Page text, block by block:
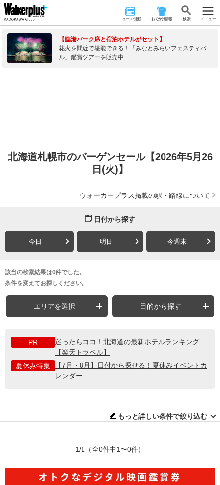
ニュース･連載 おでかけ情報 検 索 メニュー
【臨港パーク席と宿泊ホテルがセット】
花火を間近で堪能できる！「みなとみらいフェスティバ
ル」鑑賞ツアーを販売中
北海道札幌市のバーゲンセール【2026年5月26
日(火)】
ウォーカープラス掲載の駅・路線について
日付から探す
今日 明日 今週末
該当の検索結果は0件でした。
条件を変えてお探しください。
エリアを選択 目的から探す
PR
迷ったらココ！北海道の最新ホテルランキング
【楽天トラベル】
夏休み特集
【7月・8月】日付から探せる！夏休みイベントカ
レンダー
もっと詳しい条件で絞り込む
1/1 （全0件中1〜0件）